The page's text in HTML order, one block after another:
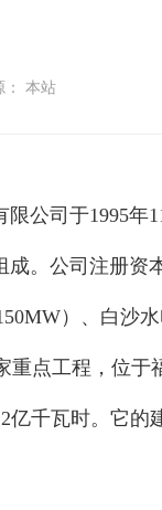
： 本站
司于1995年
成。公司注册
）、白沙
点工程，位于
亿千瓦时。它